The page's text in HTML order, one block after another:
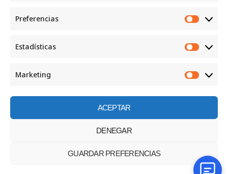
Preferencias
Estadísticas
Marketing
ACEPTAR
DENEGAR
GUARDAR PREFERENCIAS
CONTACTO
Correo: luggcentrosocial @ biodevas.org
©2026 Centro social los Lugg